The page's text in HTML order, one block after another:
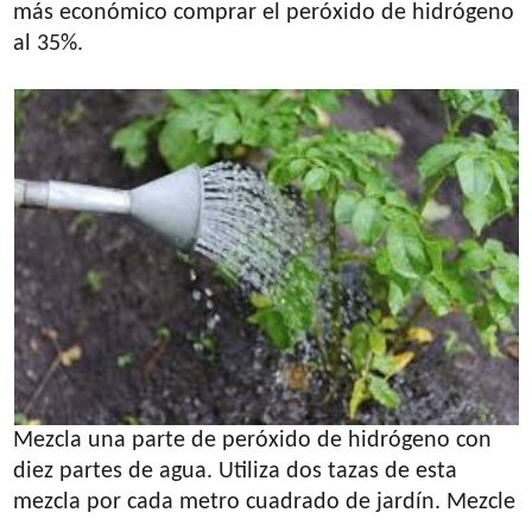
más económico comprar el peróxido de hidrógeno
al 35%.
Mezcla una parte de peróxido de hidrógeno con
diez partes de agua. Utiliza dos tazas de esta
mezcla por cada metro cuadrado de jardín. Mezcle